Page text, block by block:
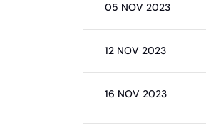
05 NOV 2023
12 NOV 2023
16 NOV 2023